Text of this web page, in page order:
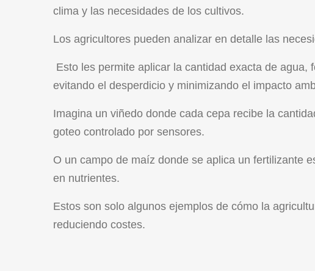
clima y las necesidades de los cultivos.
Los agricultores pueden analizar en detalle las
Esto les permite aplicar la cantidad exacta de
evitando el desperdicio y minimizando el impacto
Imagina un viñedo donde cada cepa recibe la
goteo controlado por sensores.
O un campo de maíz donde se aplica un fertilizante
en nutrientes.
Estos son solo algunos ejemplos de cómo la
reduciendo costes.